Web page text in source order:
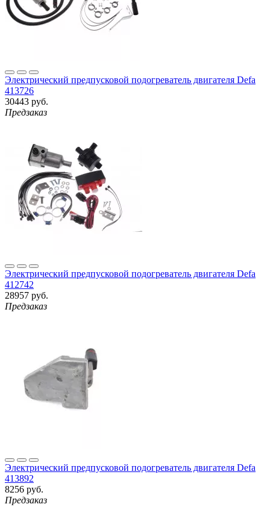
Электрический предпусковой подогреватель двигателя Defa
413726
30443 руб.
Предзаказ
Электрический предпусковой подогреватель двигателя Defa
412742
28957 руб.
Предзаказ
Электрический предпусковой подогреватель двигателя Defa
413892
8256 руб.
Предзаказ